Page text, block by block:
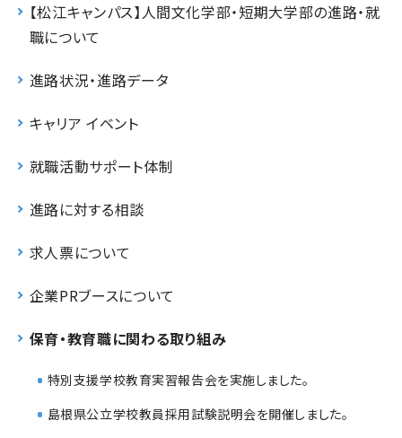
【松江キャンパス】人間文化学部・短期大学部の進路・就
職について
進路状況・進路データ
キャリア イベント
就職活動サポート体制
進路に対する相談
求人票について
企業PRブースについて
保育・教育職に関わる取り組み
特別支援学校教育実習報告会を実施しました。
島根県公立学校教員採用試験説明会を開催しました。